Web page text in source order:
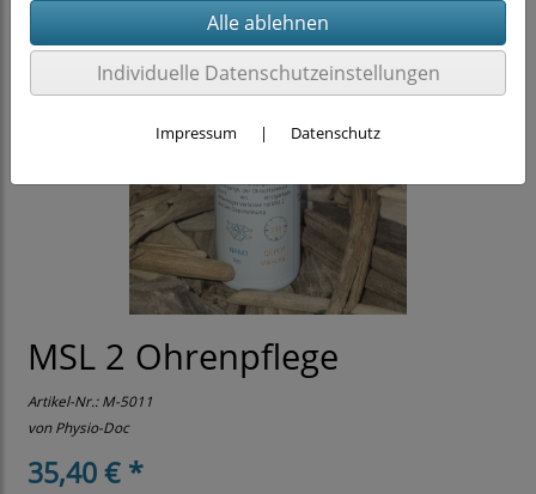
MSL 2 Ohrenpflege
Artikel-Nr.:M-5011
von Physio-Doc
35,40 € *
Individuelle Datenschutzeinstellungen
Impressum | Datenschutz